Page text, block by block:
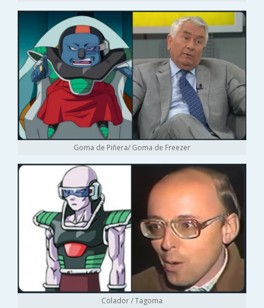
Goma de Piñera/ Goma de Freezer
Colador / Tagoma